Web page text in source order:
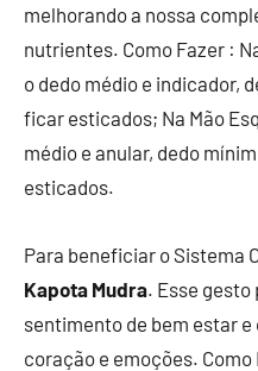
melhorando a nossa
nutrientes. Como Fazer :
o dedo médio e indicador,
ficar esticados; Na Mão
médio e anular, dedo
esticados.
Para beneficiar o Sistema
Kapota Mudra. Esse
sentimento de bem estar
coração e emoções.